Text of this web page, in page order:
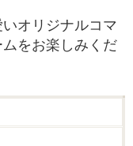
オリジナルコマ
をお楽しみくだ